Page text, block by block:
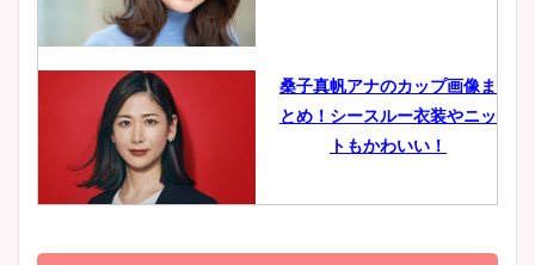
豊島実季アナのカップ画像ま
とめ！美脚や水着姿に年齢も
桑子真帆アナのカップ画像ま
とめ！シースルー衣装やニッ
トもかわいい！
小室瑛莉子のカップ画像まと